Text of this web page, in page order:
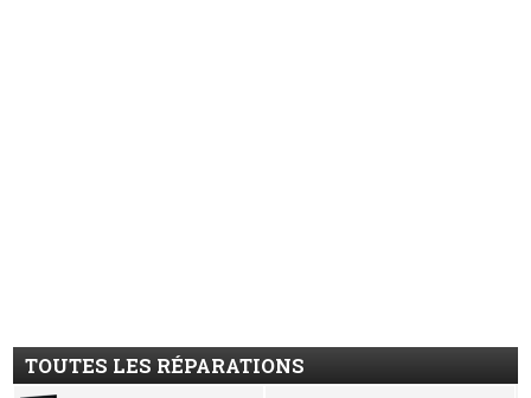
TOUTES LES RÉPARATIONS